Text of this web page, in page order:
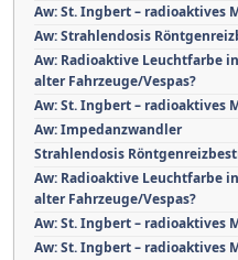
Aw: St. Ingbert – radioaktives
Aw: Strahlendosis
Aw: Radioaktive Leuchtfarbe
alter Fahrzeuge/Vespas?
Aw: St. Ingbert – radioaktives
Aw: Impedanzwandler
Strahlendosis
Aw: Radioaktive Leuchtfarbe
alter Fahrzeuge/Vespas?
Aw: St. Ingbert – radioaktives
Aw: St. Ingbert – radioaktives